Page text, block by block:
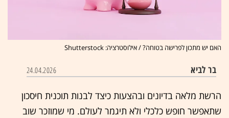
האם יש מתכון לפרישה בטוחה? / אילוסטרציה: Shutterstock
בר לביא 24.04.2026
הרשת מלאה בדיונים ובהצעות כיצד לבנות תוכנית חיסכון
שתאפשר חופש כלכלי ולא תיגמר לעולם. מי שמוזכר שוב